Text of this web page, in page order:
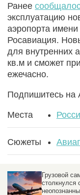
Ранее
эксплуатацию
аэропорта
Росавиация.
для внутренних
кв.м и сможет
ежечасно.
Подпишитесь на
Места
Сюжеты
Грузовой
столкнулся